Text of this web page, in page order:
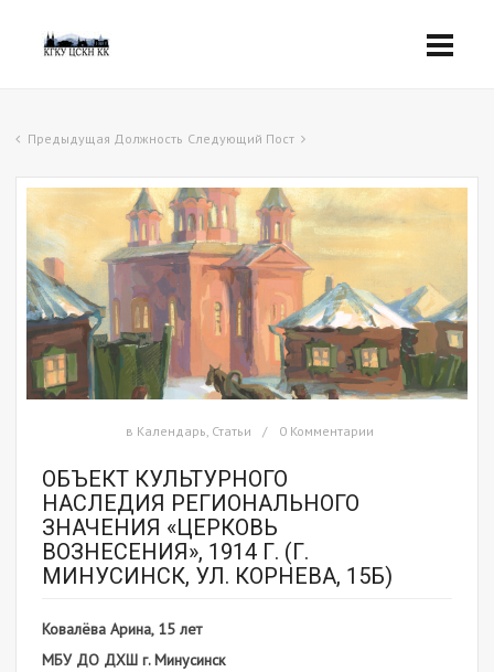
Предыдущая Должность Следующий Пост
в Календарь, Статьи 0 Комментарии
ОБЪЕКТ КУЛЬТУРНОГО
НАСЛЕДИЯ РЕГИОНАЛЬНОГО
ЗНАЧЕНИЯ «ЦЕРКОВЬ
ВОЗНЕСЕНИЯ», 1914 Г. (Г.
МИНУСИНСК, УЛ. КОРНЕВА, 15Б)
Ковалёва Арина, 15 лет
МБУ ДО ДХШ г. Минусинск